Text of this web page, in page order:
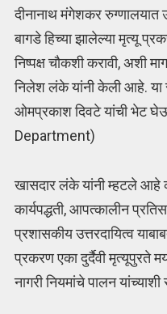
दीनानाथ मंगेशकर रुग्णालयात
बागडे हिच्या झालेल्या मृत्यू
निष्पक्ष चौकशी करावी, अशी
निलेश लंके यांनी केली आहे. या
ओमप्रकाश दिवटे यांची भेट
Department)
खासदार लंके यांनी म्हटले आहे
कार्यपद्धती, आपत्कालीन
प्रशासकीय उत्तरदायित्व
प्रकरण एका दुर्दैवी मृत्यूपुरते
नागरी नियमांचे पालन